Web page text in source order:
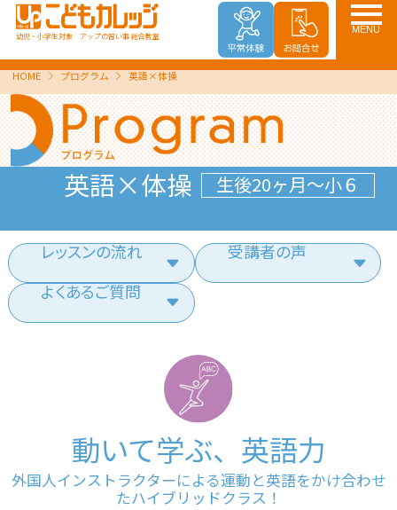
幼児・小学生対象 アップの習い事 総合教室
MENU
HOME プログラム 英語×体操
英語×体操 生後20ヶ月～小６
レッスンの流れ
受講者の声
よくあるご質問
動いて学ぶ、英語力
外国人インストラクターによる運動と英語をかけ合わせ
たハイブリッドクラス！